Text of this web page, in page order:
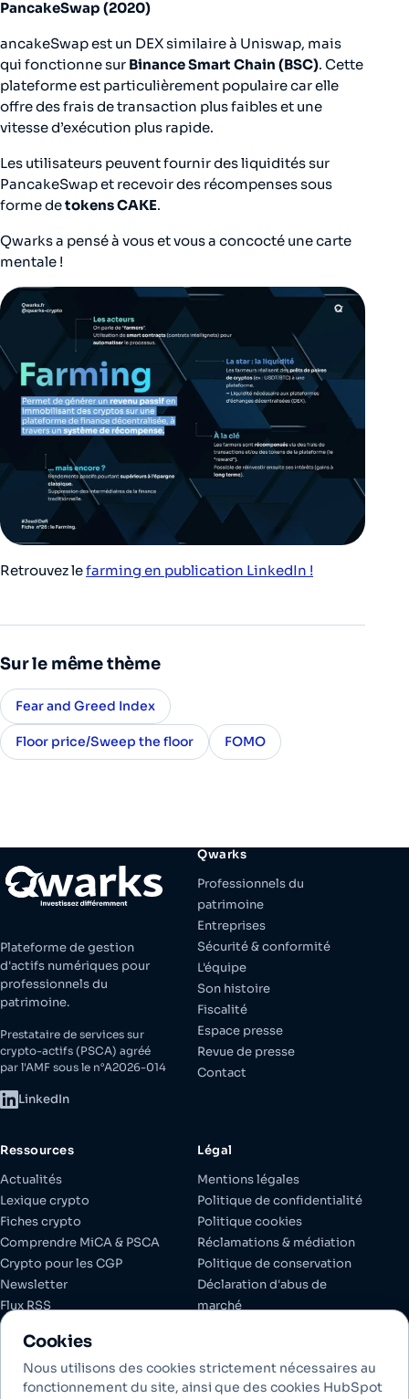
PancakeSwap (2020)
ancakeSwap est un DEX similaire à Uniswap, mais
qui fonctionne sur Binance Smart Chain (BSC). Cette
plateforme est particulièrement populaire car elle
offre des frais de transaction plus faibles et une
vitesse d’exécution plus rapide.
Les utilisateurs peuvent fournir des liquidités sur
PancakeSwap et recevoir des récompenses sous
forme detokens CAKE.
Qwarks a pensé à vous et vous a concocté une carte
mentale !
Retrouvez lefarming en publication LinkedIn !
Sur le même thème
Fear and Greed Index
Floor price/Sweep the floor FOMO
Plateforme de gestion
d'actifs numériques pour
professionnels du
patrimoine.
Prestataire de services sur
crypto-actifs (PSCA) agréé
par l'AMF sous le n°A2026-014
LinkedIn
Qwarks
Professionnels du
patrimoine
Entreprises
Sécurité & conformité
L'équipe
Son histoire
Fiscalité
Espace presse
Revue de presse
Contact
Ressources
Actualités
Lexique crypto
Fiches crypto
Comprendre MiCA & PSCA
Crypto pour les CGP
Newsletter
Flux RSS
Espace client
Légal
Mentions légales
Politique de confidentialité
Politique cookies
Réclamations & médiation
Politique de conservation
Déclaration d'abus de
marché
Cookies
Nous utilisons des cookies strictement nécessaires au
fonctionnement du site, ainsi que des cookies HubSpot